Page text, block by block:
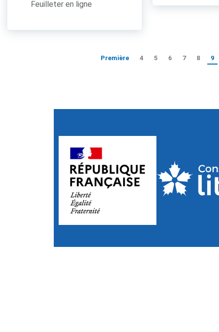
Feuilleter en ligne
Première 4 5 6 7 8 9